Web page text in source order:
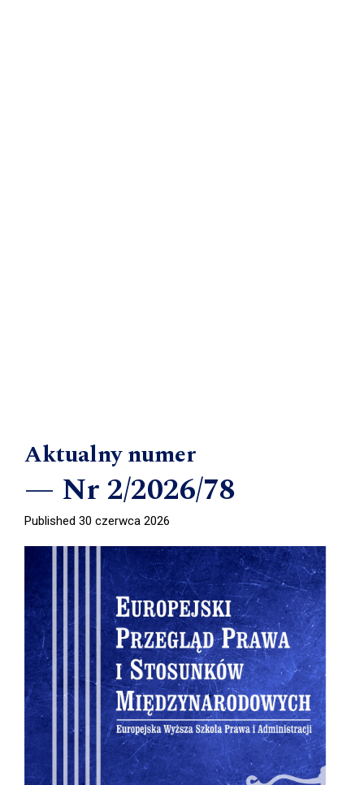
Aktualny numer
Nr 2/2026/78
Published 30 czerwca 2026